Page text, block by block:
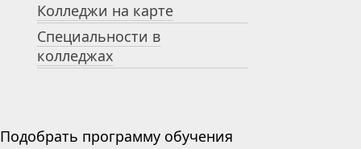
Колледжи на карте
Специальности в
колледжах
Подобрать программу обучения